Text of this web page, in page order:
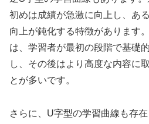
初めは成績が急激に向上し、あ
向上が鈍化する特徴があります
は、学習者が最初の段階で基礎
し、その後はより高度な内容に
とが多いです。
さらに、U字型の学習曲線も存